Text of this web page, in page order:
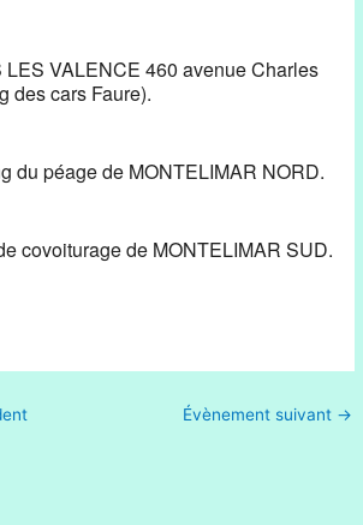
LES VALENCE 460 avenue Charles
des cars Faure).
du péage de MONTELIMAR NORD.
covoiturage de MONTELIMAR SUD.
Évènement suivant →